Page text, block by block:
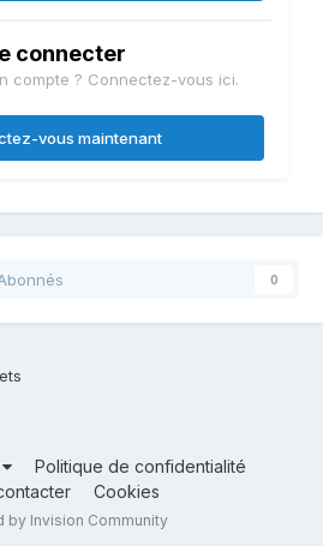
connecter
compte ? Connectez-vous ici.
vous maintenant
0
Politique de confidentialité
Cookies
by Invision Community